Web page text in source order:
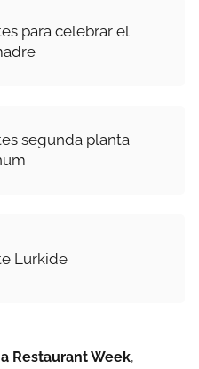
para celebrar el
segunda planta
Lurkide
Restaurant Week,